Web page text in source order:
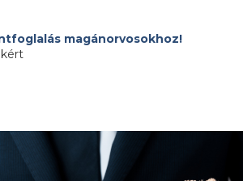
magánorvosokhoz!